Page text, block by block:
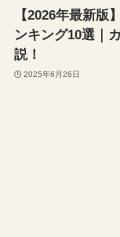
【2026年最新版
ンキング10選｜
説！
2025年6月26日